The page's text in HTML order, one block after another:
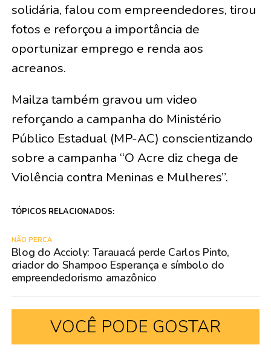
solidária, falou com empreendedores, tirou
fotos e reforçou a importância de
oportunizar emprego e renda aos
acreanos.
Mailza também gravou um video
reforçando a campanha do Ministério
Público Estadual (MP-AC) conscientizando
sobre a campanha “O Acre diz chega de
Violência contra Meninas e Mulheres”.
TÓPICOS RELACIONADOS:
NÃO PERCA
Blog do Accioly: Tarauacá perde Carlos Pinto,
criador do Shampoo Esperança e símbolo do
empreendedorismo amazônico
VOCÊ PODE GOSTAR